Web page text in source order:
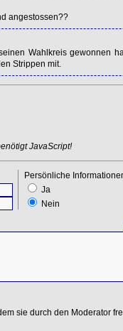
angestossen??
Wahlkreis gewonnen
Strippen mit.
JavaScript!
Persönliche
Ja
Nein
sie durch den Moderator